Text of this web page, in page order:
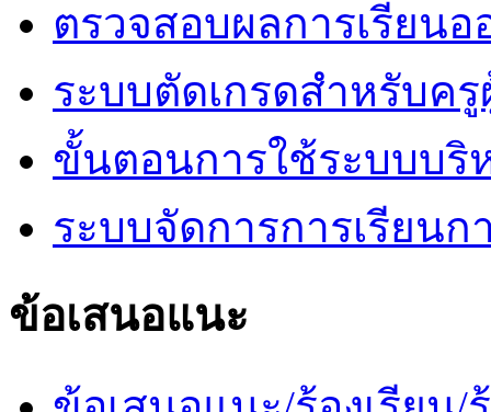
ตรวจสอบผลการเรียน
ระบบตัดเกรดสำหรับค
ขั้นตอนการใช้ระบบบริ
ระบบจัดการการเรียน
ข้อเสนอแนะ